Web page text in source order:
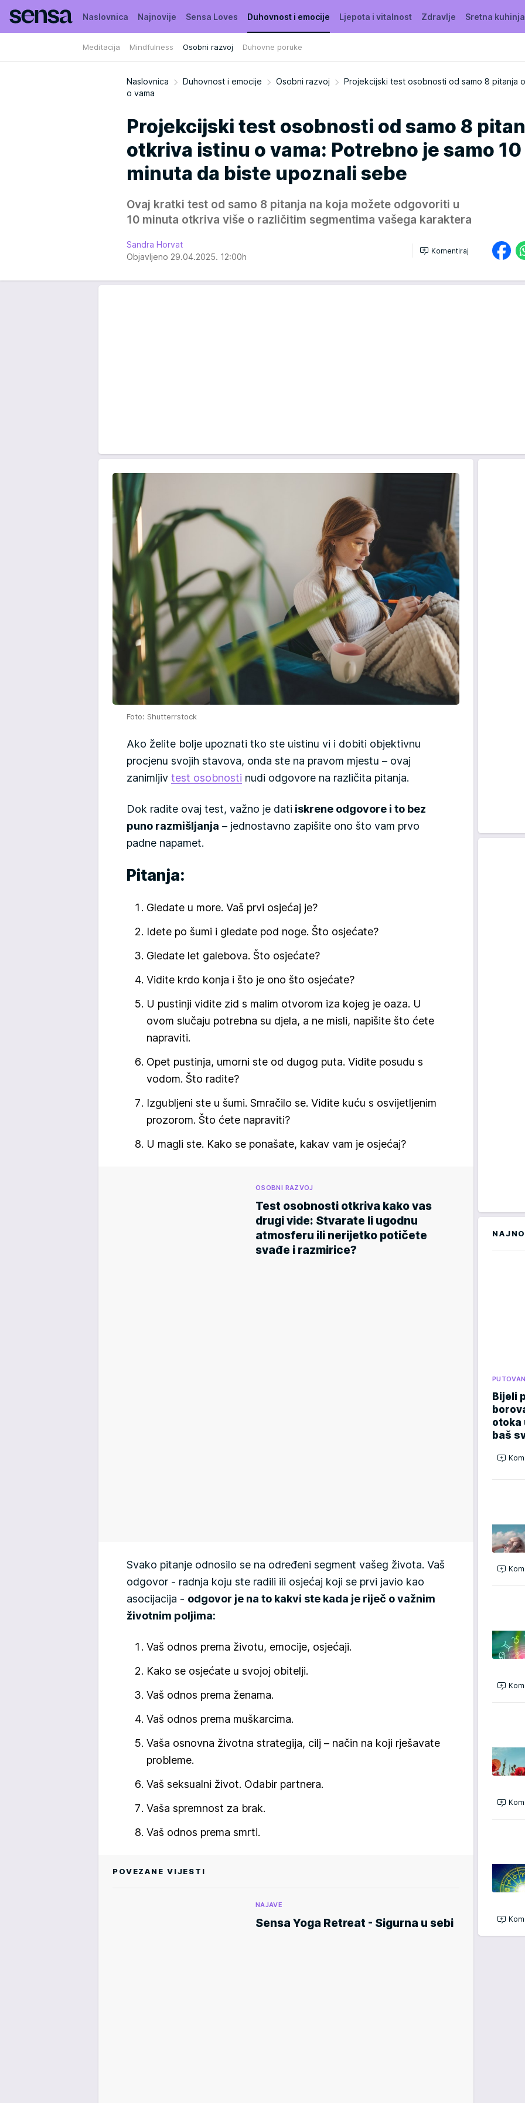
Naslovnica Najnovije Sensa Loves Duhovnost i emocije
Meditacija Mindfulness Osobni razvoj Duhovne poruke
Ljepota i vitalnost Zdravlje Sretna kuhinja
Moja Sensa Kuća puna biljaka
Naslovnica Duhovnost i emocije Osobni razvoj
Projekcijski test osobnosti od samo 8 pitanja
o vama
Projekcijski test osobnosti od samo 8
otkriva istinu o vama: Potrebno je samo 10
minuta da biste upoznali sebe
Ovaj kratki test od samo 8 pitanja na koja možete odgovoriti u
10 minuta otkriva više o različitim segmentima vašega karaktera
Sandra Horvat
Objavljeno 29.04.2025. 12:00h
Komentiraj
Foto: Shutterrstock
Ako želite bolje upoznati tko ste uistinu vi i dobiti objektivnu
procjenu svojih stavova, onda ste na pravom mjestu – ovaj
zanimljiv test osobnosti nudi odgovore na različita pitanja.
Dok radite ovaj test, važno je dati iskrene odgovore i to bez
puno razmišljanja – jednostavno zapišite ono što vam prvo
padne napamet.
Pitanja:
Gledate u more. Vaš prvi osjećaj je?
Idete po šumi i gledate pod noge. Što osjećate?
Gledate let galebova. Što osjećate?
Vidite krdo konja i što je ono što osjećate?
U pustinji vidite zid s malim otvorom iza kojeg je oaza. U
ovom slučaju potrebna su djela, a ne misli, napišite što ćete
napraviti.
Opet pustinja, umorni ste od dugog puta. Vidite posudu s
vodom. Što radite?
Izgubljeni ste u šumi. Smračilo se. Vidite kuću s osvijetljenim
prozorom. Što ćete napraviti?
U magli ste. Kako se ponašate, kakav vam je osjećaj?
OSOBNI RAZVOJ
Test osobnosti otkriva kako vas
drugi vide: Stvarate li ugodnu
atmosferu ili nerijetko potičete
svađe i razmirice?
Svako pitanje odnosilo se na određeni segment vašeg života. Vaš
odgovor - radnja koju ste radili ili osjećaj koji se prvi javio kao
asocijacija - odgovor je na to kakvi ste kada je riječ o važnim
životnim poljima:
Vaš odnos prema životu, emocije, osjećaji.
Kako se osjećate u svojoj obitelji.
Vaš odnos prema ženama.
Vaš odnos prema muškarcima.
Vaša osnovna životna strategija, cilj – način na koji rješavate
probleme.
Vaš seksualni život. Odabir partnera.
Vaša spremnost za brak.
Vaš odnos prema smrti.
POVEZANE VIJESTI
NAJAVE
Sensa Yoga Retreat - Sigurna u sebi
Bijeli
otoka
baš